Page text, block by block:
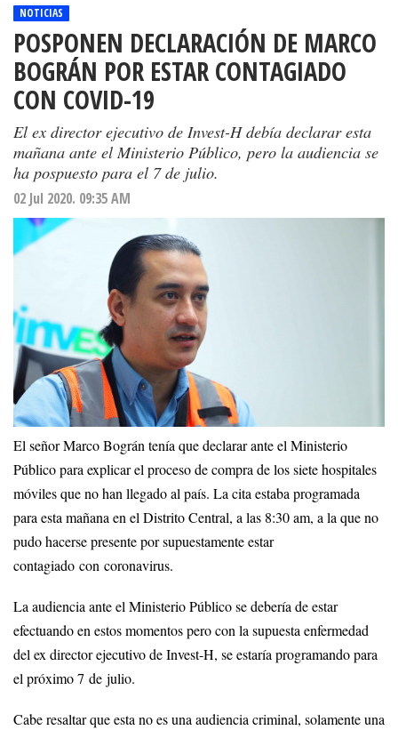
NOTICIAS
POSPONEN DECLARACIÓN DE MARCO
BOGRÁN POR ESTAR CONTAGIADO
CON COVID-19
El ex director ejecutivo de Invest-H debía declarar esta
mañana ante el Ministerio Público, pero la audiencia se
ha pospuesto para el 7 de julio.
02 Jul 2020. 09:35 AM
El señor Marco Bográn tenía que declarar ante el Ministerio
Público para explicar el proceso de compra de los siete hospitales
móviles que no han llegado al país. La cita estaba programada
para esta mañana en el Distrito Central, a las 8:30 am, a la que no
pudo hacerse presente por supuestamente estar
contagiado con coronavirus.
La audiencia ante el Ministerio Público se debería de estar
efectuando en estos momentos pero con la supuesta enfermedad
del ex director ejecutivo de Invest-H, se estaría programando para
el próximo 7 de julio.
Cabe resaltar que esta no es una audiencia criminal, solamente una